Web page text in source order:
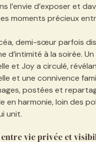
l’envie d’exposer et
moments précieux
demi-sœur parfois
d’intimité à la soirée. Un
et Joy a circulé,
et une connivence
postées et
en harmonie, loin des
unit.
vie privée et